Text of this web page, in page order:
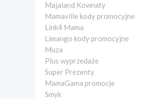
Majaland Kownaty
Mamaville kody promocyjne
Link4 Mama
Limango kody promocyjne
Muza
Plus wyprzedaże
Super Prezenty
MamaGama promocje
Smyk